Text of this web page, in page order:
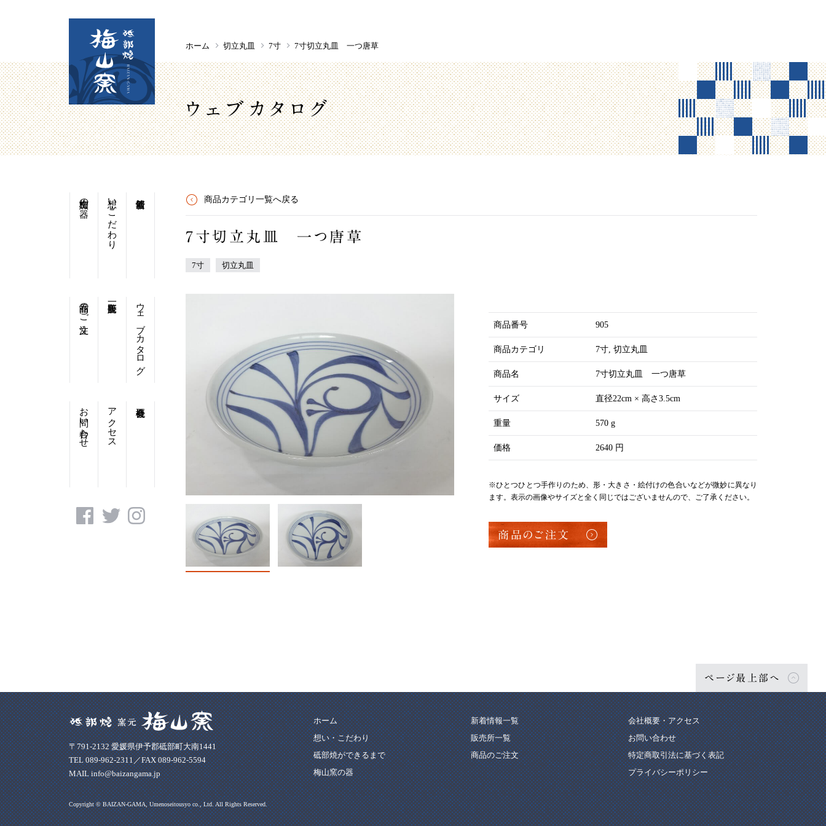
ホーム 切立丸皿 7寸 7寸切立丸皿 一つ唐草
ウェブカタログ
想い・こだわり
梅山窯の器
ウェブカタログ
商品のご注文
アクセス
お問い合わせ
商品カテゴリ一覧へ戻る
7寸切立丸皿 一つ唐草
7寸 切立丸皿
商品番号 905
商品カテゴリ 7寸 切立丸皿
商品名 7寸切立丸皿 一つ唐草
サイズ 直径22cm × 高さ3.5cm
重量 570 g
価格 2640 円
※ひとつひとつ手作りのため、形・大きさ・絵付けの色合いなどが微妙に異なり
ます。表示の画像やサイズと全く同じではございませんので、ご了承ください。
商品のご注文
ページ最上部へ
〒791-2132 愛媛県伊予郡砥部町大南1441
TEL 089-962-2311／FAX 089-962-5594
MAIL info@baizangama.jp
ホーム
想い・こだわり
砥部焼ができるまで
梅山窯の器
新着情報一覧
販売所一覧
商品のご注文
会社概要・アクセス
お問い合わせ
特定商取引法に基づく表記
プライバシーポリシー
Copyright © BAIZAN-GAMA, Umenoseitousyo co., Ltd. All Rights Reserved.